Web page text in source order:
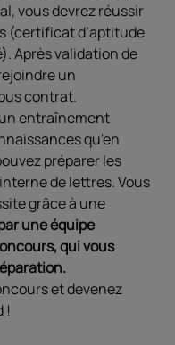
vous devrez réussir
(certificat d’aptitude
Après validation de
un
contrat.
entraînement
qu'en
préparer les
de lettres. Vous
grâce à une
une équipe
qui vous
et devenez
!